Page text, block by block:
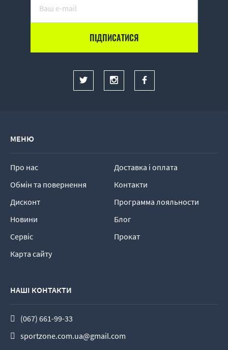
МЕНЮ
Про нас
Доставка і оплата
Обмін та повернення
Контакти
Дисконт
Программа лояльности
Новини
Блог
Сервіс
Прокат
Карта сайту
НАШІ КОНТАКТИ
(067) 661-99-33
sportzone.com.ua@gmail.com